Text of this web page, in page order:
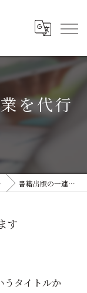
を代行
書籍出版の一連の作業を代行します
す
うタイトルか